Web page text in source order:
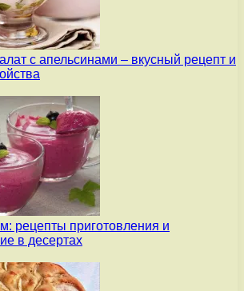
с апельсинами – вкусный рецепт и
рецепты приготовления и
в десертах